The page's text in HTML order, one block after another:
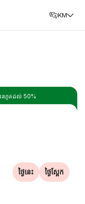
KM
នរហូតដល់ 50%
ថ្ងៃនេះ ថ្ងៃស្អែក